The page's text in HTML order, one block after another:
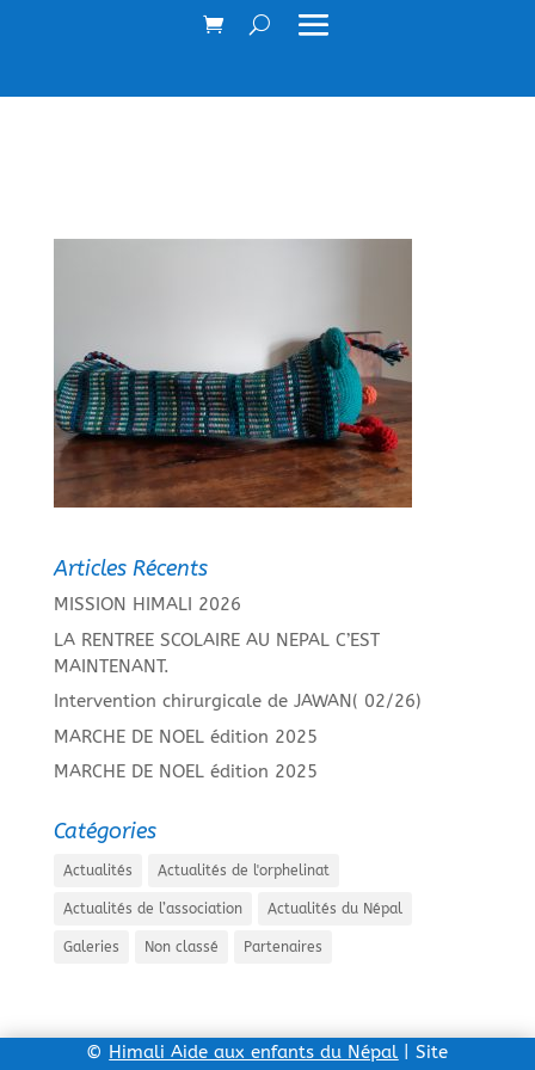
Articles Récents
MISSION HIMALI 2026
LA RENTREE SCOLAIRE AU NEPAL C’EST
MAINTENANT.
Intervention chirurgicale de JAWAN( 02/26)
MARCHE DE NOEL édition 2025
MARCHE DE NOEL édition 2025
Catégories
Actualités Actualités de l'orphelinat
Actualités de l’association Actualités du Népal
Galeries Non classé Partenaires
© Himali Aide aux enfants du Népal | Site